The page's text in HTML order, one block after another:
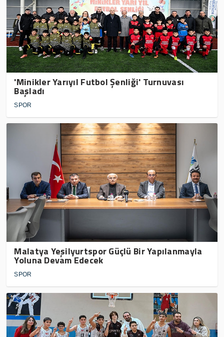
'Minikler Yarıyıl Futbol Şenliği' Turnuvası
Başladı
SPOR
Malatya Yeşilyurtspor Güçlü Bir Yapılanmayla
Yoluna Devam Edecek
SPOR